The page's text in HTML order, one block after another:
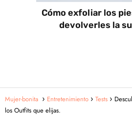
Cómo exfoliar los
devolverles la
Mujer-bonita Entretenimiento Tests
los Outfits que elijas.